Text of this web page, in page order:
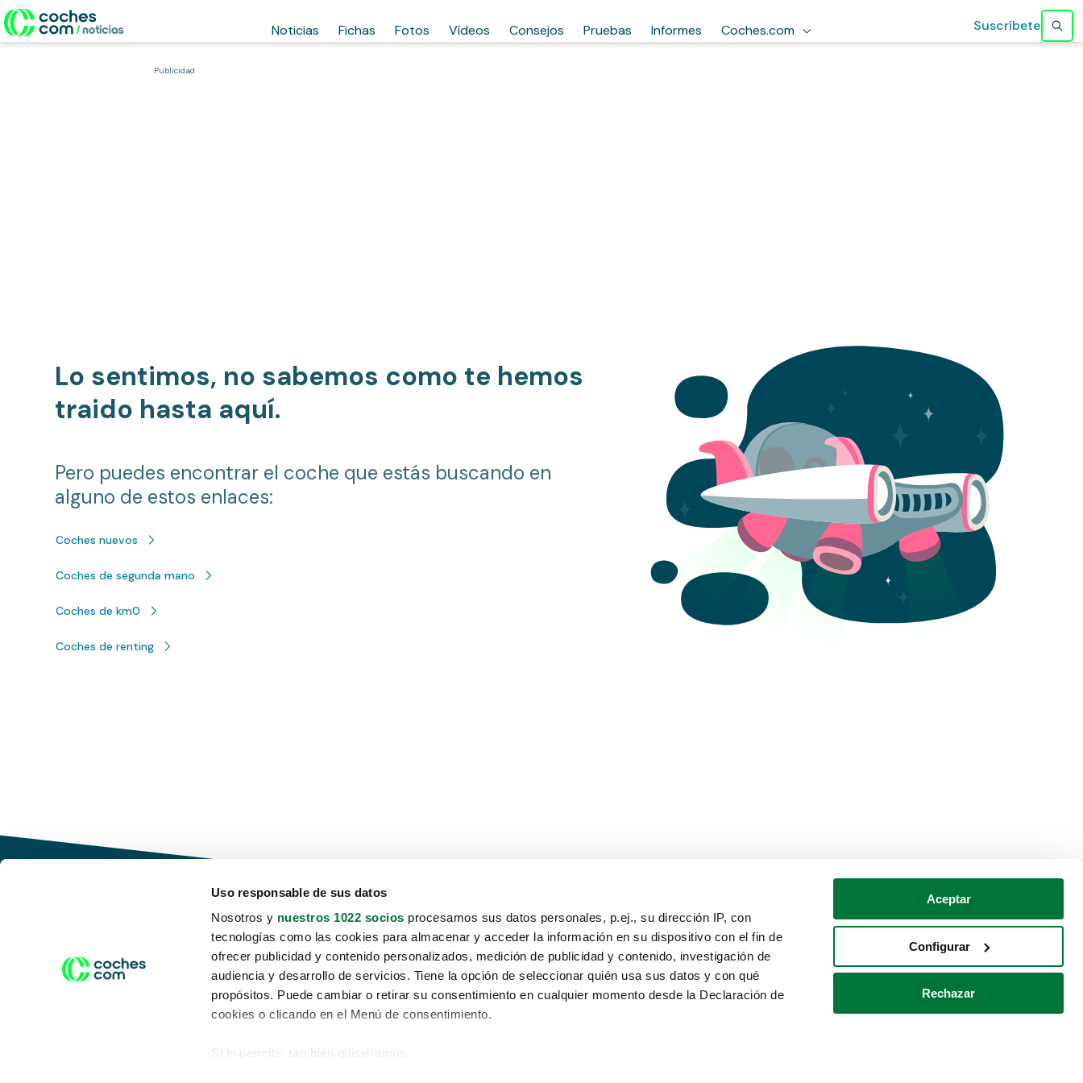
Uso responsable de sus datos
Nosotros y nuestros 1022 socios procesamos sus datos personales, p.ej., su dirección IP, con
tecnologías como las cookies para almacenar y acceder la información en su dispositivo con el fin de
ofrecer publicidad y contenido personalizados, medición de publicidad y contenido, investigación de
audiencia y desarrollo de servicios. Tiene la opción de seleccionar quién usa sus datos y con qué
propósitos. Puede cambiar o retirar su consentimiento en cualquier momento desde la Declaración de
cookies o clicando en el Menú de consentimiento.
Si lo permite, también quisiéramos:
Aceptar
Configurar
Rechazar
Noticias Fichas Fotos Vídeos Consejos Pruebas Informes Coches.com Suscríbete
Publicidad
Lo sentimos, no sabemos como te hemos
traido hasta aquí.
Pero puedes encontrar el coche que estás buscando en
alguno de estos enlaces:
Coches nuevos
Coches de segunda mano
Coches de km0
Coches de renting
Conduce tu futuro,
desata tu movilidad